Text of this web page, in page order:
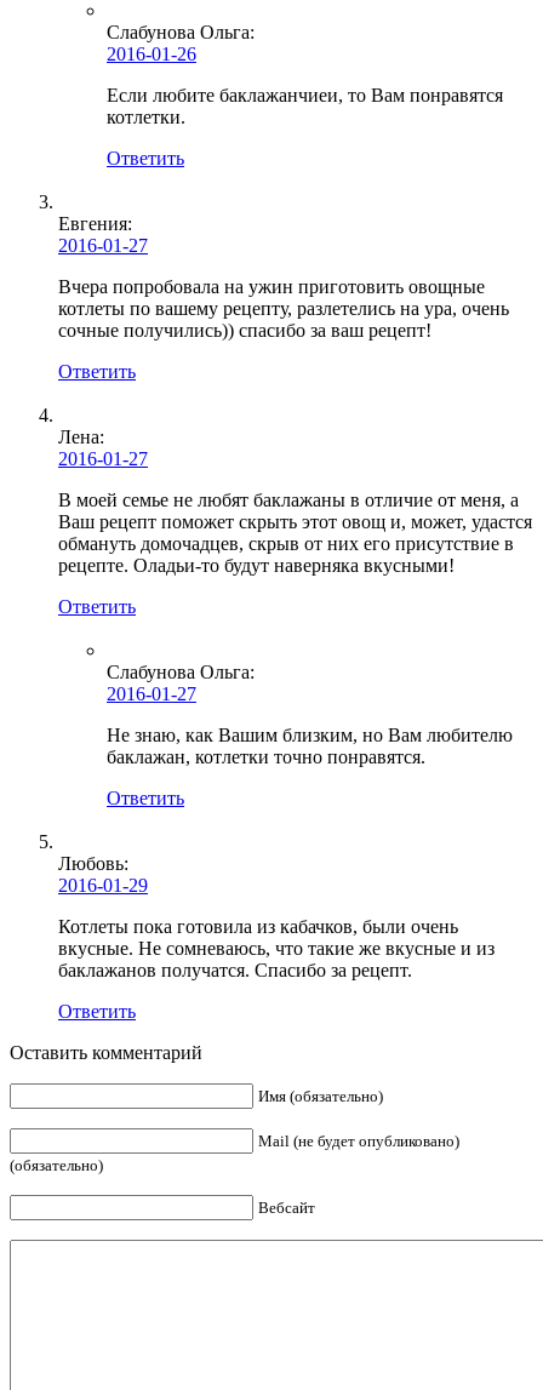
Слабунова Ольга:
2016-01-26
Если любите баклажанчиеи, то Вам понравятся
котлетки.
Ответить
Евгения:
2016-01-27
Вчера попробовала на ужин приготовить овощные
котлеты по вашему рецепту, разлетелись на ура, очень
сочные получились)) спасибо за ваш рецепт!
Ответить
Лена:
2016-01-27
В моей семье не любят баклажаны в отличие от меня, а
Ваш рецепт поможет скрыть этот овощ и, может, удастся
обмануть домочадцев, скрыв от них его присутствие в
рецепте. Оладьи-то будут наверняка вкусными!
Ответить
Слабунова Ольга:
2016-01-27
Не знаю, как Вашим близким, но Вам любителю
баклажан, котлетки точно понравятся.
Ответить
Любовь:
2016-01-29
Котлеты пока готовила из кабачков, были очень
вкусные. Не сомневаюсь, что такие же вкусные и из
баклажанов получатся. Спасибо за рецепт.
Ответить
Оставить комментарий
Имя (обязательно)
Mail (не будет опубликовано)
(обязательно)
Вебсайт